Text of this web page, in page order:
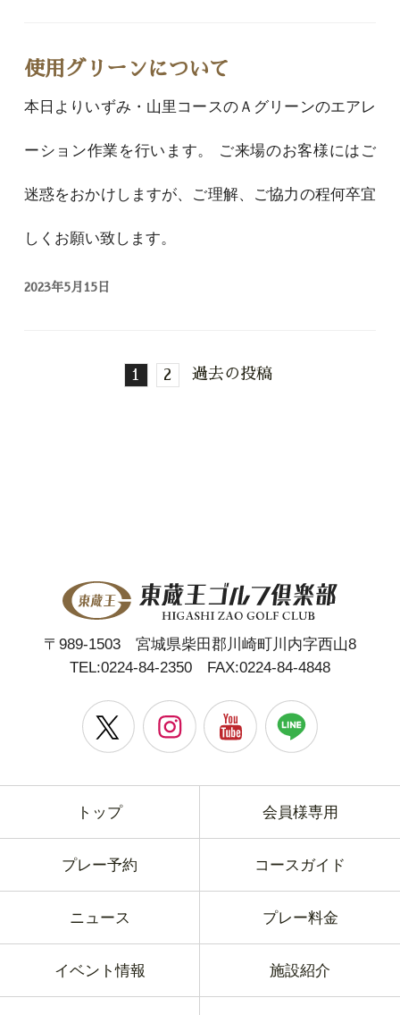
使用グリーンについて
本日よりいずみ・山里コースのＡグリーンのエアレ
ーション作業を行います。 ご来場のお客様にはご
迷惑をおかけしますが、ご理解、ご協力の程何卒宜
しくお願い致します。
2023年5月15日
1 2 過去の投稿
〒989-1503 宮城県柴田郡川崎町川内字西山8
TEL:0224-84-2350FAX:0224-84-4848
トップ 会員様専用
プレー予約 コースガイド
ニュース プレー料金
イベント情報 施設紹介